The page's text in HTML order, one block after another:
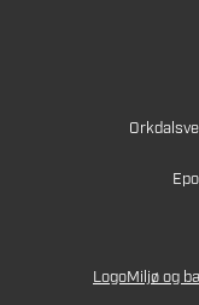
LogoMiljø og